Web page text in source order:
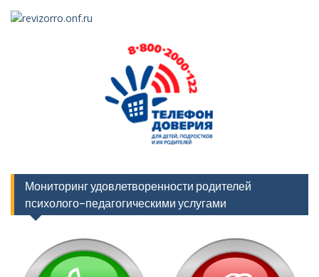
Мониторинг удовлетворенности родителей
психолого-педагогическими услугами